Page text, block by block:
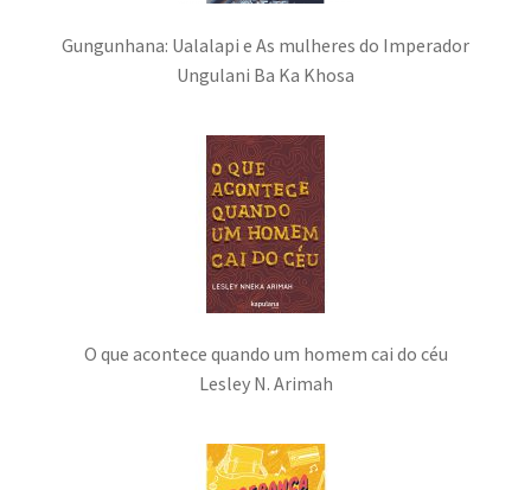
Gungunhana: Ualalapi e As mulheres do Imperador
Ungulani Ba Ka Khosa
O que acontece quando um homem cai do céu
Lesley N. Arimah